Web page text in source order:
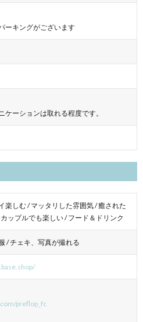
ーキングがございます
ケーションは取れる程度です。
楽しむ / マッタリした雰囲気 / 癒された
ップルでも楽しい / フード＆ドリンク
/ チェキ、写真が撮れる
preflop_fc